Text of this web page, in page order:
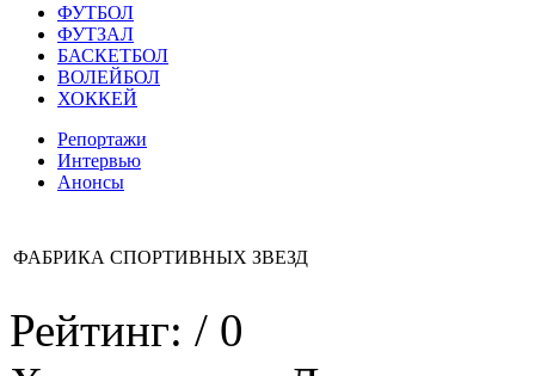
ФУТБОЛ
ФУТЗАЛ
БАСКЕТБОЛ
ВОЛЕЙБОЛ
ХОККЕЙ
Репортажи
Интервью
Анонсы
ФАБРИКА СПОРТИВНЫХ ЗВЕЗД
Рейтинг: / 0